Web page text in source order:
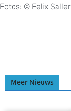
Fotos: © Felix Saller
Meer Nieuws